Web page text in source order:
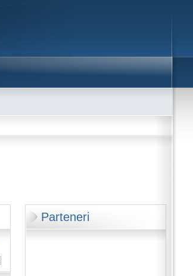
Parteneri